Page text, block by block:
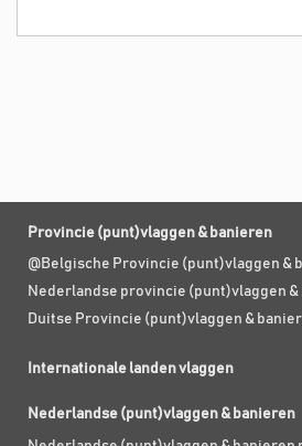
Provincie (punt)vlaggen & banieren
@Belgische Provincie (punt)vlaggen &
Nederlandse provincie (punt)vlaggen &
Duitse Provincie (punt)vlaggen &
Internationale landen vlaggen
Nederlandse (punt)vlaggen & banieren